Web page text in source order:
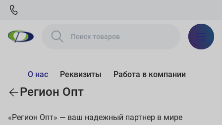
О нас Реквизиты Работа в компании
Регион Опт
«Регион Опт» — ваш надежный партнер в мире